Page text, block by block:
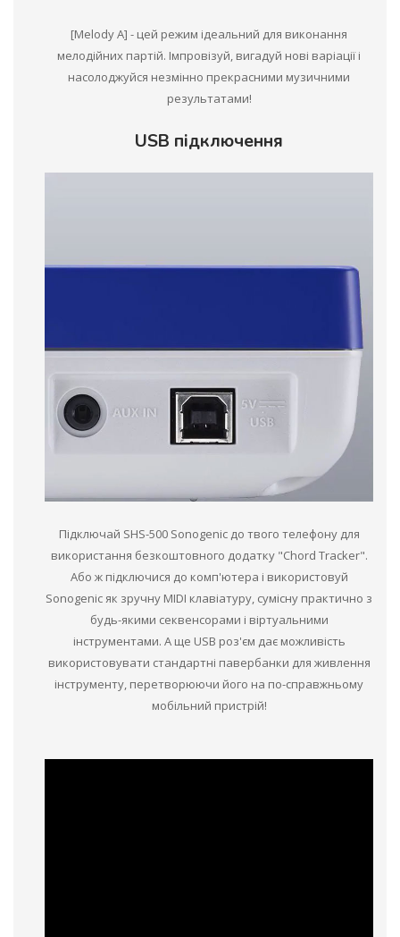
[Melody A] - цей режим ідеальний для виконання
мелодійних партій. Імпровізуй, вигадуй нові варіації і
насолоджуйся незмінно прекрасними музичними
результатами!
USB підключення
Підключай SHS-500 Sonogenic до твого телефону для
використання безкоштовного додатку "Chord Tracker".
Або ж підключися до комп'ютера і використовуй
Sonogenic як зручну MIDI клавіатуру, сумісну практично з
будь-якими секвенсорами і віртуальними
інструментами. А ще USB роз'єм дає можливість
використовувати стандартні павербанки для живлення
інструменту, перетворюючи його на по-справжньому
мобільний пристрій!